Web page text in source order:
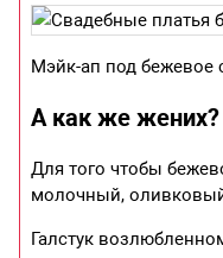
Мэйк-ап под бежевое
А как же жених?
Для того чтобы
молочный, оливковый
Галстук